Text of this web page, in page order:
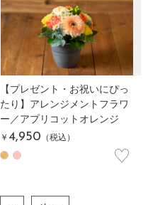
【プレゼント・お祝いにぴっ
たり】アレンジメントフラワ
ー／アプリコットオレンジ
￥ 4,950 （税込）
♡